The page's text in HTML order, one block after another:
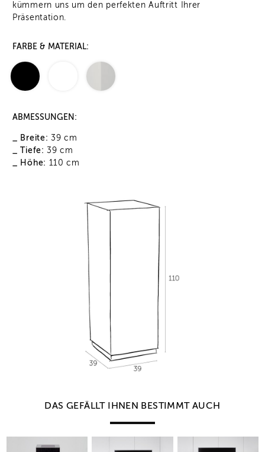
kümmern uns um den perfekten Auftritt Ihrer
Präsentation.
FARBE & MATERIAL:
ABMESSUNGEN:
_ Breite: 39 cm
_ Tiefe: 39 cm
_ Höhe: 110 cm
DAS GEFÄLLT IHNEN BESTIMMT AUCH